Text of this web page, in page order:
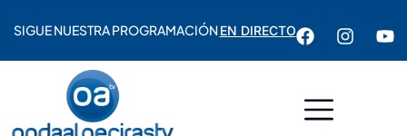
SIGUE NUESTRA PROGRAMACIÓNEN DIRECTO